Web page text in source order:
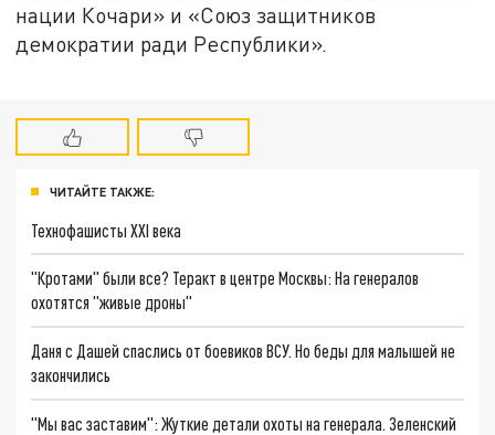
нации Кочари» и «Союз защитников
демократии ради Республики».
ЧИТАЙТЕ ТАКЖЕ:
Технофашисты XXI века
"Кротами" были все? Теракт в центре Москвы: На генералов
охотятся "живые дроны"
Даня с Дашей спаслись от боевиков ВСУ. Но беды для малышей не
закончились
"Мы вас заставим": Жуткие детали охоты на генерала. Зеленский